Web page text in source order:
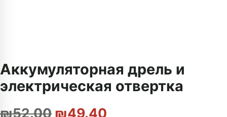
Аккумуляторная дрель и
электрическая отвертка
₪52.00 Первоначальная цена
₪49.40